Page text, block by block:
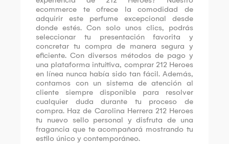
ecommerce te ofrece la comodidad de
adquirir este perfume excepcional desde
donde estés. Con solo unos clics, podrás
seleccionar tu presentación favorita y
concretar tu compra de manera segura y
eficiente. Con diversos métodos de pago y
una plataforma intuitiva, comprar 212 Heroes
en línea nunca había sido tan fácil. Además,
contamos con un sistema de atención al
cliente siempre disponible para resolver
cualquier duda durante tu proceso de
compra. Haz de Carolina Herrera 212 Heroes
tu nuevo sello personal y disfruta de una
fragancia que te acompañará mostrando tu
estilo único y contemporáneo.